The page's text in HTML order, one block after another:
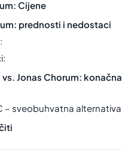
Cijene
prednosti i nedostaci
Jonas Chorum: konačna
– sveobuhvatna alternativa